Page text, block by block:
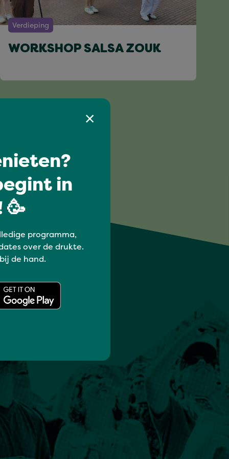
Verdieping
WORKSHOP SALSA ZOUK
in
🥳
programma,
over de drukte.
de hand.